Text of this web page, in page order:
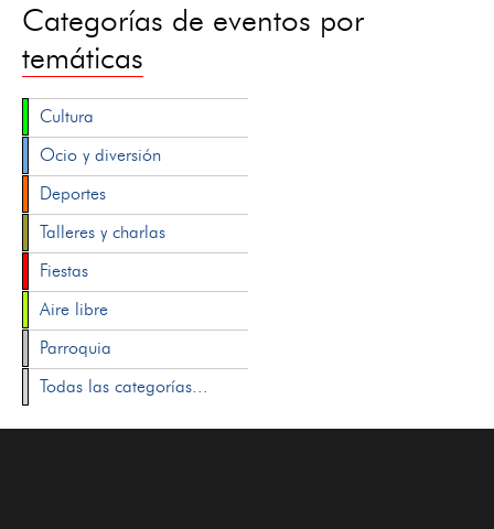
Categorías de eventos por
temáticas
Cultura
Ocio y diversión
Deportes
Talleres y charlas
Fiestas
Aire libre
Parroquia
Todas las categorías...